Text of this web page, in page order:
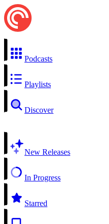
Podcasts
Playlists
Discover
New Releases
In Progress
Starred